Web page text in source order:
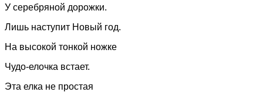
У серебряной дорожки.
Лишь наступит Новый год.
На высокой тонкой ножке
Чудо-елочка встает.
Эта елка не простая